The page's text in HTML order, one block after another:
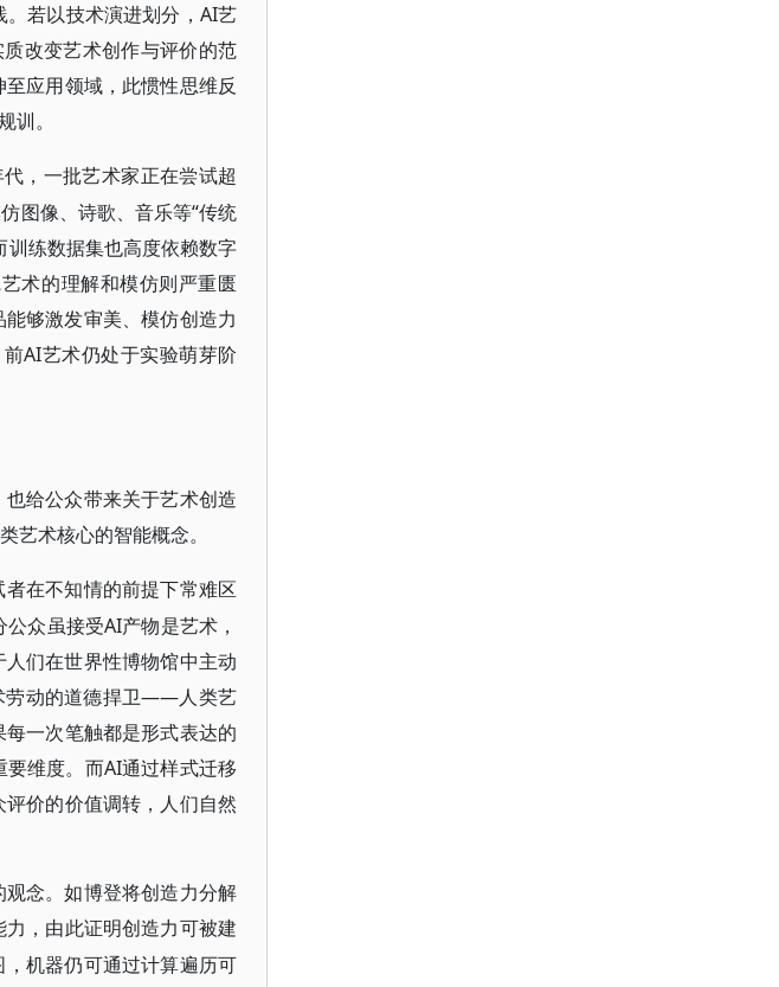
若以技术演进划分，AI艺
改变艺术创作与评价的范
应用领域，此惯性思维反
。
，一批艺术家正在尝试超
图像、诗歌、音乐等“传统
训练数据集也高度依赖数字
术的理解和模仿则严重匮
够激发审美、模仿创造力
AI艺术仍处于实验萌芽阶
给公众带来关于艺术创造
艺术核心的智能概念。
在不知情的前提下常难区
众虽接受AI产物是艺术，
们在世界性博物馆中主动
劳动的道德捍卫——人类艺
一次笔触都是形式表达的
维度。而AI通过样式迁移
价的价值调转，人们自然
念。如博登将创造力分解
，由此证明创造力可被建
机器仍可通过计算遍历可